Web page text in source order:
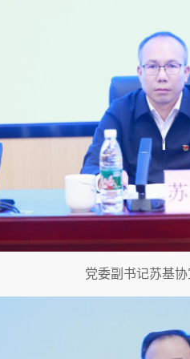
党委副书记苏基